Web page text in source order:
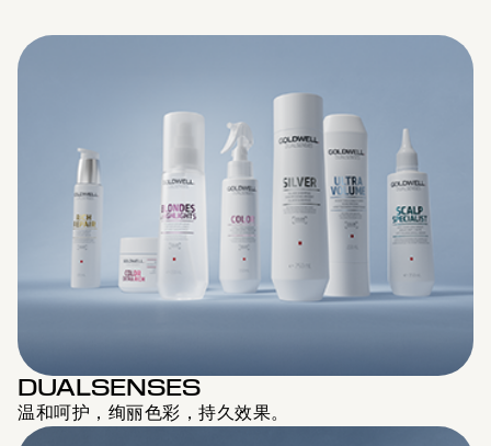
DUALSENSES
温和呵护，绚丽色彩，持久效果。